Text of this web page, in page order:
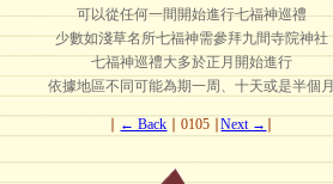
可以從任何一間開始進行七福神巡禮
少數如淺草名所七福神需參拜九間寺院神社
七福神巡禮大多於正月開始進行
依據地區不同可能為期一周、十天或是半個月
← Back ∣ 0105 ∣Next →